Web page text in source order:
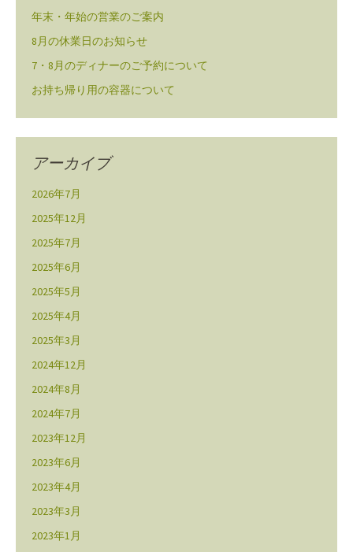
年末・年始の営業のご案内
8月の休業日のお知らせ
7・8月のディナーのご予約について
お持ち帰り用の容器について
アーカイブ
2026年7月
2025年12月
2025年7月
2025年6月
2025年5月
2025年4月
2025年3月
2024年12月
2024年8月
2024年7月
2023年12月
2023年6月
2023年4月
2023年3月
2023年1月